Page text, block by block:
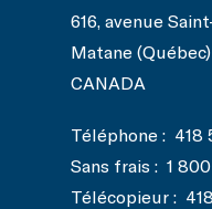
616, avenue
Matane (Québec)
CANADA
Téléphone : 418
Sans frais : 1
Télécopieur :